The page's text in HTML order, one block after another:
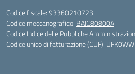
Codice fiscale: 93360210723
Codice meccanografico: BAIC80800A
Codice Indice delle Pubbliche
Codice unico di fatturazione (CUF): UFK0WW